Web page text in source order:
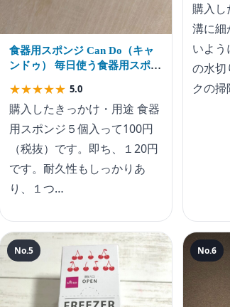
食器用スポンジ Can Do（キャ
ンドゥ） 毎日使う食器用スポン
ないものを
★★★★★ 5.0
購入したきっかけ・用途 食器
用スポンジ５個入って100円
（税抜）です。即ち、１20円
です。耐久性もしっかりあ
り、１つ…
購入し
溝に細
いよ
の水切
クの
No.5 No.6